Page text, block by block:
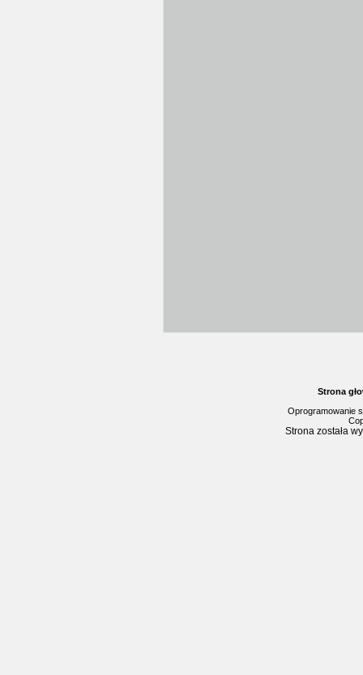
Strona
Oprogramowanie
Strona została